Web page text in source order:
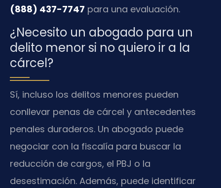
(888) 437-7747 para una evaluación.
¿Necesito un abogado para un
delito menor si no quiero ir a la
cárcel?
Sí, incluso los delitos menores pueden
conllevar penas de cárcel y antecedentes
penales duraderos. Un abogado puede
negociar con la fiscalía para buscar la
reducción de cargos, el PBJ o la
desestimación. Además, puede identificar